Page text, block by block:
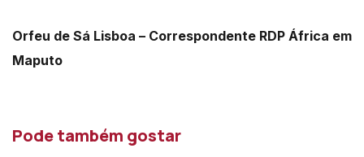
Orfeu de Sá Lisboa – Correspondente RDP África em
Maputo
Pode também gostar